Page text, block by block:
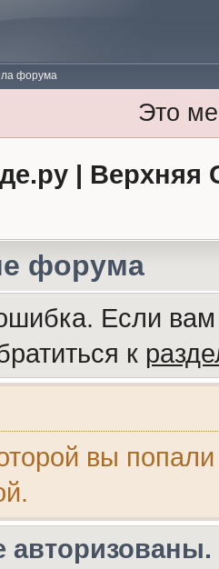
форума
Это
| Верхняя
форума
Если
к
вы